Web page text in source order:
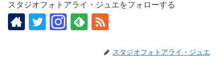
スタジオフォトアライ・ジュエをフォローする
スタジオフォトアライ・ジュエ